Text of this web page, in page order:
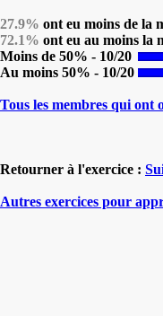
27.9% ont eu moins de la
72.1% ont eu au moins la
Moins de 50% - 10/20
Au moins 50% - 10/20
Tous les membres qui ont
Retourner à l'exercice :
Autres exercices pour